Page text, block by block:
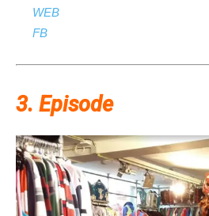
WEB
FB
3. Episode